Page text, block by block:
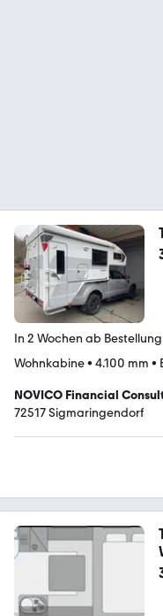
In 2 Wochen ab
Wohnkabine• 4.100 mm •
NOVICO Financial
72517 Sigmaringendorf